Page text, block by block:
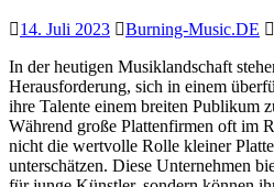
14. Juli 2023 Burning-Music.DE
In der heutigen Musiklandschaft
Herausforderung, sich in einem
ihre Talente einem breiten Publikum
Während große Plattenfirmen oft im
nicht die wertvolle Rolle kleiner
unterschätzen. Diese Unternehmen